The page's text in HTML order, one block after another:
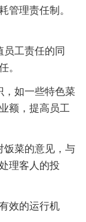
管理责任制。
工责任的同
。
，如一些特色菜
额，提高员工
饭菜的意见，与
理客人的投
效的运行机